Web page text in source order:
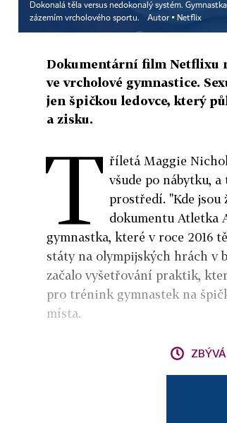
Dokonalá těla versus nedokonalý systém.
zázemím vrcholového sportu.
Autor ▪ Netflix
Dokumentární film Netflixu
ve vrcholové gymnastice.
jen špičkou ledovce, který
a zisku.
T říletá Maggie
všude po nábytku,
prostředí. "Kde jsou
dokumentu Atletka
gymnastka, které v roce 2016
státy na olympijských hrách v
začalo vyšetřování praktik,
pro trénink gymnastek na
místa.